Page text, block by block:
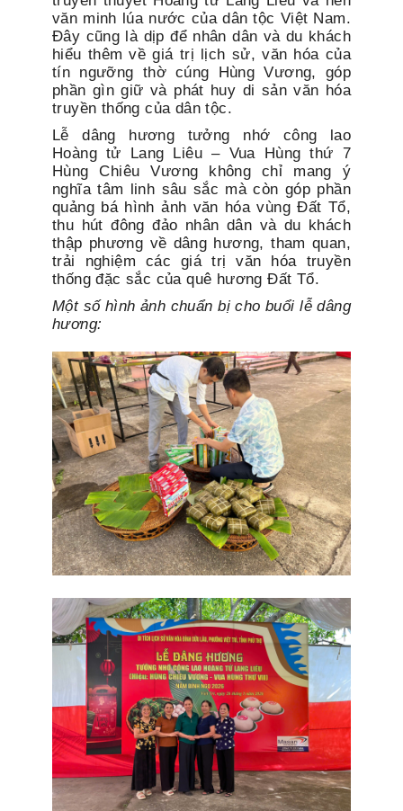
văn minh lúa nước của dân tộc Việt Nam.
Đây cũng là dịp để nhân dân và du khách
hiểu thêm về giá trị lịch sử, văn hóa của
tín ngưỡng thờ cúng Hùng Vương, góp
phần gìn giữ và phát huy di sản văn hóa
truyền thống của dân tộc.
Lễ dâng hương tưởng nhớ công lao
Hoàng tử Lang Liêu – Vua Hùng thứ 7
Hùng Chiêu Vương không chỉ mang ý
nghĩa tâm linh sâu sắc mà còn góp phần
quảng bá hình ảnh văn hóa vùng Đất Tổ,
thu hút đông đảo nhân dân và du khách
thập phương về dâng hương, tham quan,
trải nghiệm các giá trị văn hóa truyền
thống đặc sắc của quê hương Đất Tổ.
Một số hình ảnh chuẩn bị cho buổi lễ dâng
hương: